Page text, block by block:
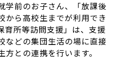
学前のお子さん、「放課後
から高校生までが利用でき
育所等訪問支援」は、支援
などの集団生活の場に直接
との連携を行います。